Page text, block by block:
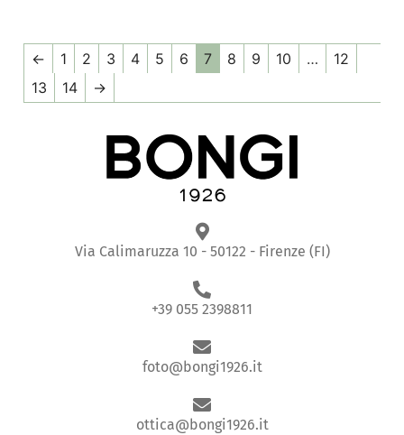
← 1 2 3 4 5 6 7 8 9 10 …
12
13
14 →
Via Calimaruzza 10 - 50122 - Firenze (FI)
+39 055 2398811
foto@bongi1926.it
ottica@bongi1926.it